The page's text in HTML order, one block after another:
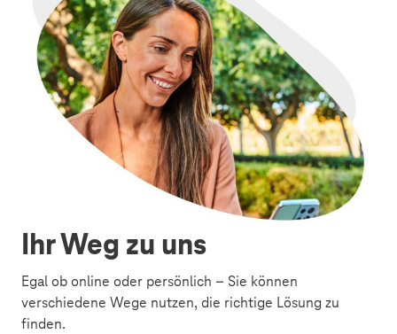
Ihr Weg zu uns
Egal ob online oder persönlich – Sie können
verschiedene Wege nutzen, die richtige Lösung zu
finden.